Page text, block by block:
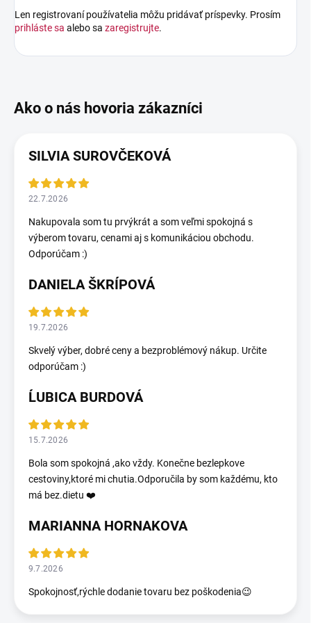
Len registrovaní používatelia môžu pridávať príspevky. Prosím
prihláste sa alebo sa zaregistrujte.
SILVIA SUROVČEKOVÁ
22.7.2026
Nakupovala som tu prvýkrát a som veľmi spokojná s
výberom tovaru, cenami aj s komunikáciou obchodu.
Odporúčam :)
DANIELA ŠKRÍPOVÁ
19.7.2026
Skvelý výber, dobré ceny a bezproblémový nákup. Určite
odporúčam :)
ĹUBICA BURDOVÁ
15.7.2026
Bola som spokojná ,ako vždy. Konečne bezlepkove
cestoviny,ktoré mi chutia.Odporučila by som každému, kto
má bez.dietu ❤️
MARIANNA HORNAKOVA
9.7.2026
Spokojnosť,rýchle dodanie tovaru bez poškodenia😉